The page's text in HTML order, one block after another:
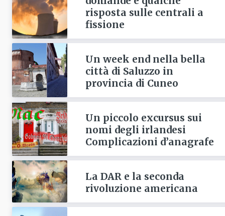
risposta sulle centrali a
fissione
Un week end nella bella
città di Saluzzo in
provincia di Cuneo
Un piccolo excursus sui
nomi degli irlandesi
Complicazioni d’anagrafe
La DAR e la seconda
rivoluzione americana